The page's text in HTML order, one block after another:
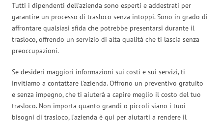
Tutti i dipendenti dell’azienda sono esperti e addestrati per
garantire un processo di trasloco senza intoppi. Sono in grado di
affrontare qualsiasi sfida che potrebbe presentarsi durante il
trasloco, offrendo un servizio di alta qualità che ti lascia senza
preoccupazioni.
Se desideri maggiori informazioni sui costi e sui servizi, ti
invitiamo a contattare l’azienda. Offrono un preventivo gratuito
e senza impegno, che ti aiuterà a capire meglio il costo del tuo
trasloco. Non importa quanto grandi o piccoli siano i tuoi
bisogni di trasloco, l’azienda è qui per aiutarti a rendere il